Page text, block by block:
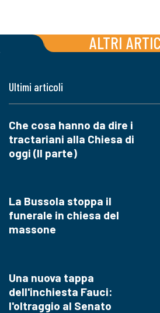
ALTRI
Ultimi articoli
Che cosa hanno da dire i
tractariani alla Chiesa di
oggi (II parte)
La Bussola stoppa il
funerale in chiesa del
massone
Una nuova tappa
dell'inchiesta Fauci:
l'oltraggio al Senato